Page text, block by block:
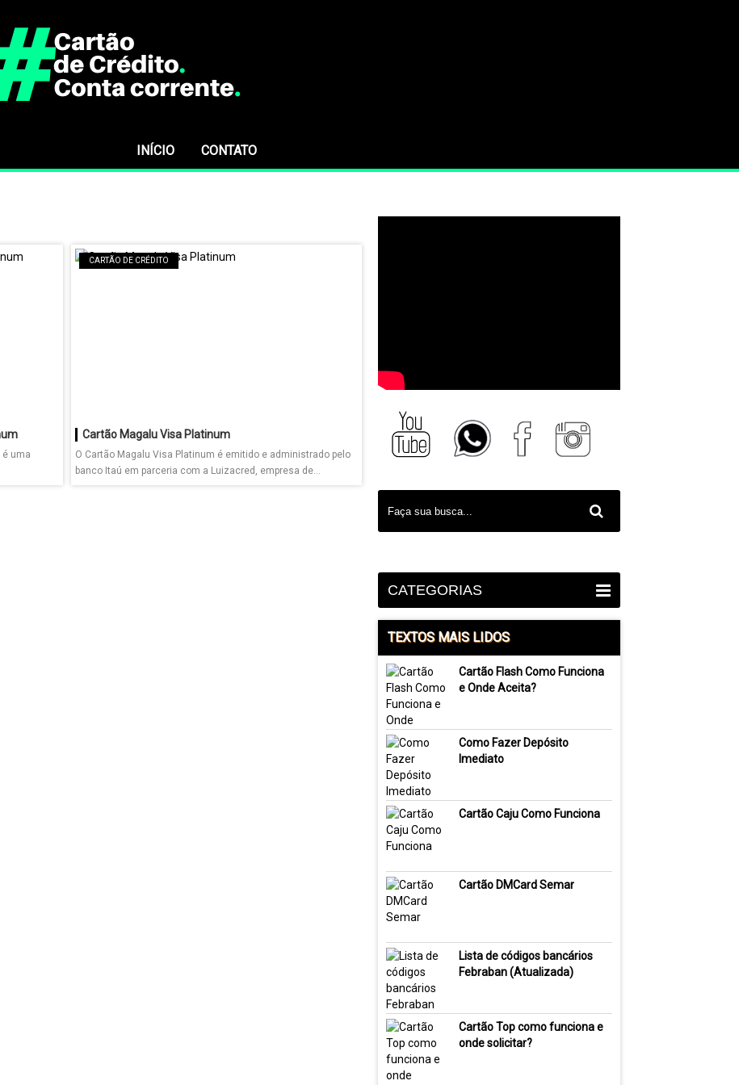
INÍCIO CONTATO
é uma
CARTÃO DE CRÉDITO
Cartão Magalu Visa Platinum
O Cartão Magalu Visa Platinum é emitido e administrado pelo
banco Itaú em parceria com a Luizacred, empresa de...
CATEGORIAS
TEXTOS MAIS LIDOS
Cartão Flash Como Funciona
e Onde Aceita?
Como Fazer Depósito
Imediato
Cartão Caju Como Funciona
Cartão DMCard Semar
Lista de códigos bancários
Febraban (Atualizada)
Cartão Top como funciona e
onde solicitar?